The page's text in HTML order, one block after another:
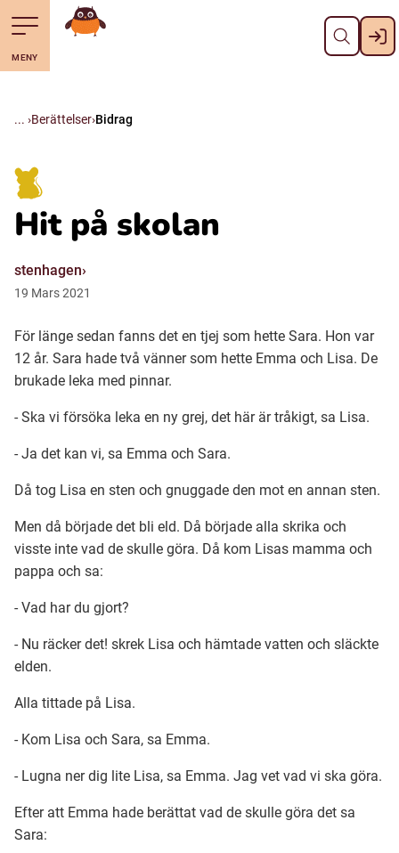
Till navigering av sidans innehåll
Hoppa till sidans huvudinnehåll Stäng
Suomi (Finska)
Julevsámegiella (Lulesamiska)
Åarjelsaemiengïele (Sydsamiska)
Davvisámegiella (Nordsamiska)
Bidumsámegiella (Pitesamiska)
Ubmejesámiengiälla (Umesamiska)
Arli (Romska)
Resanderomani (Romska)
MENY
Gå till startsidan
Berättelser Bidrag
Hit på skolan
stenhagen
19 Mars2021
För länge sedan fanns det en tjej som hette Sara. Hon var
12 år. Sara hade två vänner som hette Emma och Lisa. De
brukade leka med pinnar.
- Ska vi försöka leka en ny grej, det här är tråkigt, sa Lisa.
- Ja det kan vi, sa Emma och Sara.
Då tog Lisa en sten och gnuggade den mot en annan sten.
Men då började det bli eld. Då började alla skrika och
visste inte vad de skulle göra. Då kom Lisas mamma och
pappa och sa:
- Vad har du gjort?
- Nu räcker det! skrek Lisa och hämtade vatten och släckte
elden.
Alla tittade på Lisa.
- Kom Lisa och Sara, sa Emma.
- Lugna ner dig lite Lisa, sa Emma. Jag vet vad vi ska göra.
Efter att Emma hade berättat vad de skulle göra det sa
Sara: